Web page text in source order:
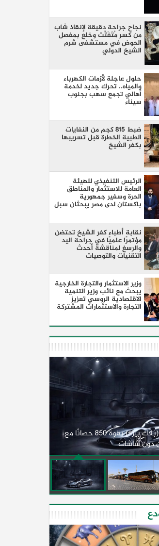
نجاح جراحة دقيقة لإنقاذ شاب
من كسر مُتَفَتِّت وخلع بمفصل
الحوض في مستشفى شرم
الشيخ الدولي
حلول عاجلة لأزمات الكهرباء
والمياه.. تحرك جديد لخدمة
أهالي تجمع سهب بجنوب
سيناء
ضبط 815 كجم من النفايات
الطبية الخطرة قبل تسريبها
بكفر الشيخ
الرئيس التنفيذي للهيئة
العامة للاستثمار والمناطق
الحرة وسفير جمهورية
باكستان لدى مصر يبحثان سبل
تعزيز التعاون الاستثماري بين
البلدين
نقابة أطباء كفر الشيخ تحتضن
مؤتمرًا علميًا في جراحة اليد
والرسغ لمناقشة أحدث
التقنيات والتوصيات
وزير الاستثمار والتجارة الخارجية
يبحث مع نائب وزير التنمية
الاقتصادية الروسي تعزيز
التجارة والاستثمارات المشتركة
هينيسي تطرح طراز (بلاك بيرد) بقوة 850 حصانًا مع
دون شاشات